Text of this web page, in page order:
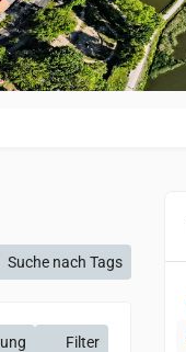
Suche nach Tags
Filter